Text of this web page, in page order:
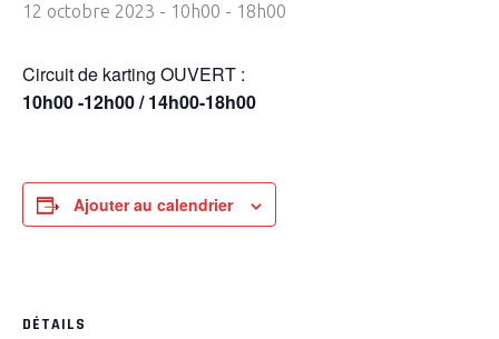
12 octobre 2023 - 10h00 - 18h00
Circuit de karting OUVERT :
10h00 -12h00 / 14h00-18h00
Ajouter au calendrier
DÉTAILS